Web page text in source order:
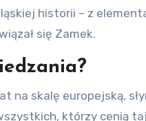
historii – z
się Zamek.
na skalę europejską,
którzy cenią